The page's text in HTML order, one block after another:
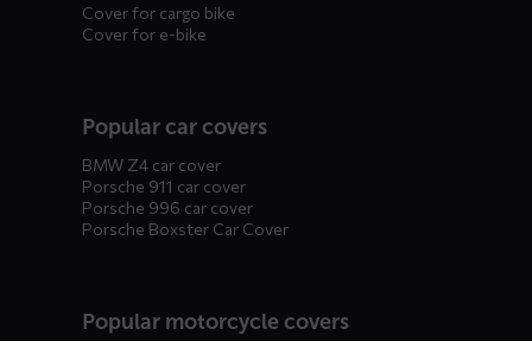
Cover for cargo bike
Cover for e-bike
Popular car covers
BMW Z4 car cover
Porsche 911 car cover
Porsche 996 car cover
Porsche Boxster Car Cover
Popular motorcycle covers